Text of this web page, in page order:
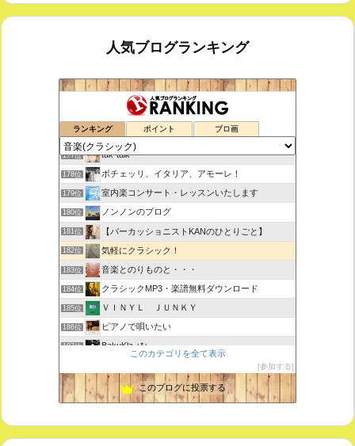
人気ブログランキング
ランキング ポイント ブロ画
鑑賞空間・忘れられない作品
176位 思えば遠くへ来たもんだ
177位 tak-talk
178位 ボチェッリ、イタリア、アモーレ！
179位 室内楽コンサート・レッスンいたします
180位 ノンノンのブログ
181位 【パーカッショニストKANのひとりごと】
182位 気軽にクラシック！
183位 音楽とのりものと・・・
184位 クラシックMP3・楽譜無料ダウンロード
185位 ＶＩＮＹＬ ＪＵＮＫＹ
186位 ピアノで唄いたい
187位 BakuKla +*+
189位 ときどき書きます♪
このカテゴリを全て表示
参加する
このブログに投票する